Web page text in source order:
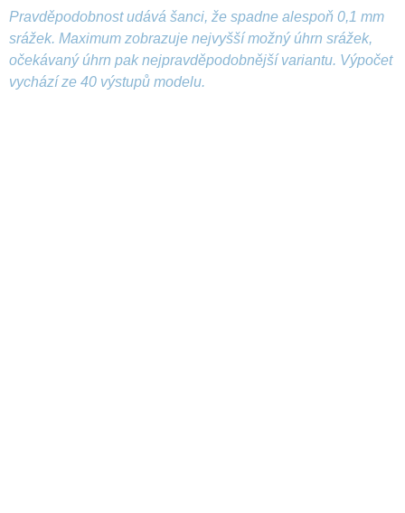
Pravděpodobnost udává šanci, že spadne alespoň 0,1 mm
srážek. Maximum zobrazuje nejvyšší možný úhrn srážek,
očekávaný úhrn pak nejpravděpodobnější variantu. Výpočet
vychází ze 40 výstupů modelu.